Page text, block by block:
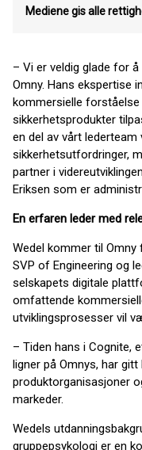
Mediene gis alle
– Vi er veldig glade for
Omny. Hans ekspertise
kommersielle forståelse
sikkerhetsprodukter
en del av vårt lederteam
sikkerhetsutfordringer,
partner i
Eriksen som er
En erfaren leder med
Wedel kommer til
SVP of Engineering og
selskapets digitale
omfattende
utviklingsprosesser vil
– Tiden hans i Cognite,
ligner på Omnys, har
produktorganisasjoner
markeder.
Wedels
gruppepsykologi er en